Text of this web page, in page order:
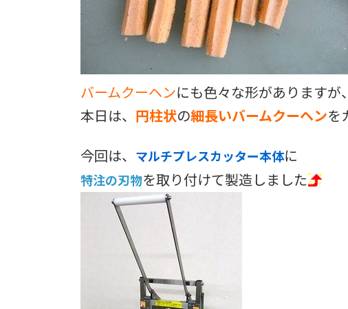
バームクーヘンにも色々な形がありますが、
本日は、 円柱状の細長いバームクーヘンを
今回は、 マルチプレスカッター本体に
特注の刃物を取り付けて製造しました